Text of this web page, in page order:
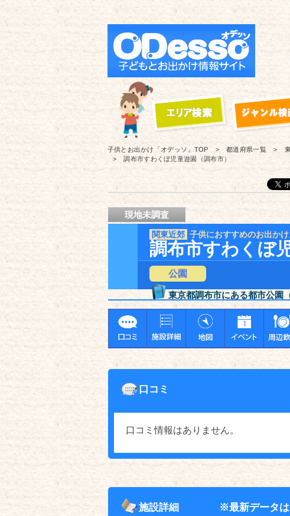
子供とお出かけ「オデッソ」 TOP 都道府県一覧
調布市すわくぼ児童遊園（調布市）
現地未調査
関東近郊 子供におすすめのお出か
調布市すわくぼ
公園
東京都調布市にある都市公園
口コミ
口コミ情報はありません。
施設詳細 ※最新データは